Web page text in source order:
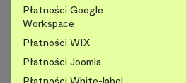
Płatności Google
Workspace
Płatności WIX
Płatności Joomla